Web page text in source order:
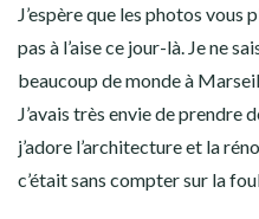
J’espère que les photos vous
pas à l’aise ce jour-là. Je ne
beaucoup de monde à
J’avais très envie de prendre
j’adore l’architecture et la
c’était sans compter sur la